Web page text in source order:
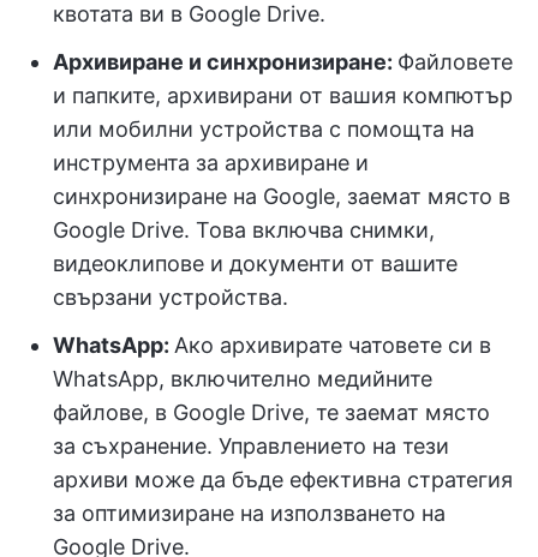
квотата ви в Google Drive.
Архивиране и синхронизиране: Файловете
и папките, архивирани от вашия компютър
или мобилни устройства с помощта на
инструмента за архивиране и
синхронизиране на Google, заемат място в
Google Drive. Това включва снимки,
видеоклипове и документи от вашите
свързани устройства.
WhatsApp: Ако архивирате чатовете си в
WhatsApp, включително медийните
файлове, в Google Drive, те заемат място
за съхранение. Управлението на тези
архиви може да бъде ефективна стратегия
за оптимизиране на използването на
Google Drive.